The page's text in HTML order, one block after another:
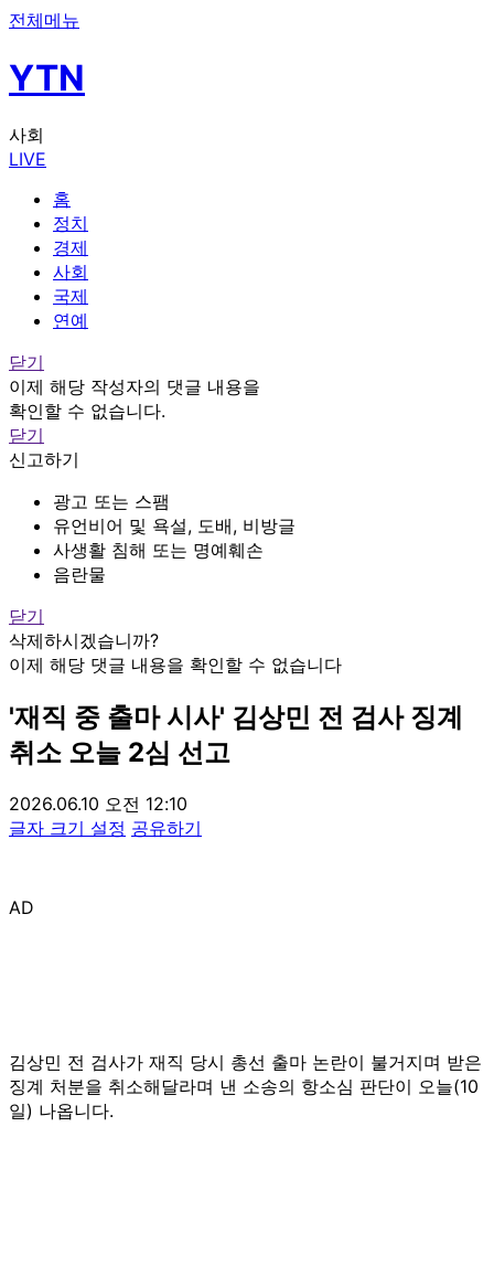
전체메뉴
YTN
사회
LIVE
홈
정치
경제
사회
국제
연예
닫기
이제 해당 작성자의 댓글 내용을
확인할 수 없습니다.
닫기
신고하기
광고 또는 스팸
유언비어 및 욕설, 도배, 비방글
사생활 침해 또는 명예훼손
음란물
닫기
삭제하시겠습니까?
이제 해당 댓글 내용을 확인할 수 없습니다
'재직 중 출마 시사' 김상민 전 검사 징계
취소 오늘 2심 선고
2026.06.10 오전 12:10
글자 크기 설정 공유하기
AD
김상민 전 검사가 재직 당시 총선 출마 논란이 불거지며 받은
징계 처분을 취소해달라며 낸 소송의 항소심 판단이 오늘(10
일) 나옵니다.